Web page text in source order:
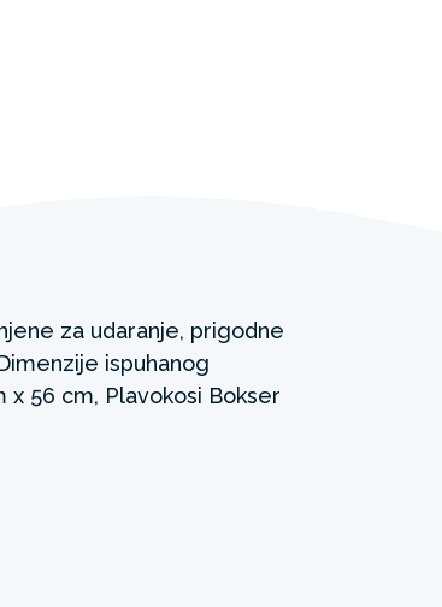
za udaranje, prigodne
ispuhanog
x 56 cm, Plavokosi Bokser